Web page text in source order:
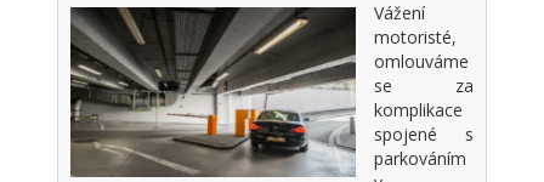
Vážení
motoristé,
omlouváme
se za
komplikace
spojené s
parkováním